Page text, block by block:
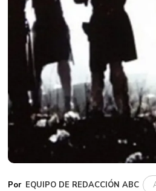
EQUIPO DE REDACCIÓN ABC